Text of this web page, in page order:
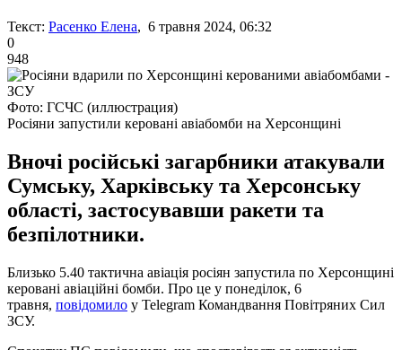
Текст: Расенко Елена, 6 травня 2024, 06:32
0
948
Фото: ГСЧС (иллюстрация)
Росіяни запустили керовані авіабомби на Херсонщині
Вночі російські загарбники атакували
Сумську, Харківську та Херсонську
області, застосувавши ракети та
безпілотники.
Близько 5.40 тактична авіація росіян запустила по Херсонщині
керовані авіаційні бомби. Про це у понеділок, 6
травня, повідомило у Telegram Командвання Повітряних Сил
ЗСУ.